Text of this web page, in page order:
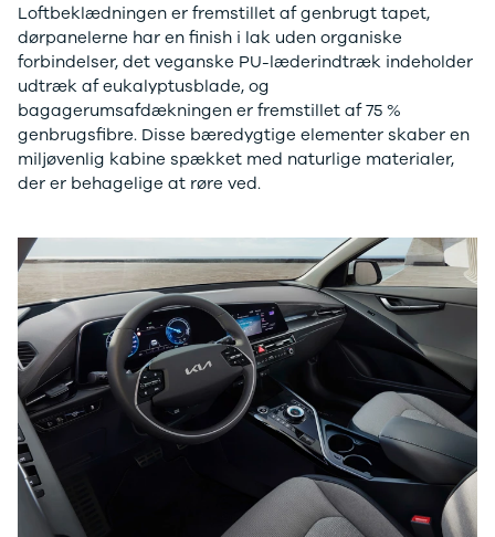
3
3 Crossback
5
7 Crossback
Fiat
Se alle Fiat
Elbil
500
500L
500L Wagon
Panda
500e
500X
Tipo
Doblo Cargo
Ducato 33
Ducato 35
Talento
Se alle Ford
Loftbeklædningen er fremstillet af genbrugt tapet,
dørpanelerne har en finish i lak uden organiske
forbindelser, det veganske PU-læderindtræk indeholder
udtræk af eukalyptusblade, og
bagagerumsafdækningen er fremstillet af 75 %
genbrugsfibre. Disse bæredygtige elementer skaber en
miljøvenlig kabine spækket med naturlige materialer,
der er behagelige at røre ved.